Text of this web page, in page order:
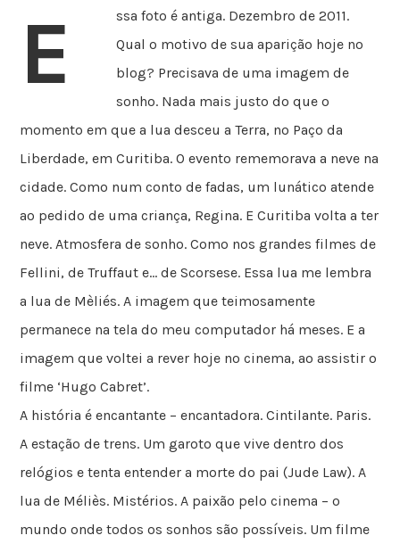
E
ssa foto é antiga. Dezembro de 2011.
Qual o motivo de sua aparição hoje no
blog? Precisava de uma imagem de
sonho. Nada mais justo do que o
momento em que a lua desceu a Terra, no Paço da
Liberdade, em Curitiba. O evento rememorava a neve na
cidade. Como num conto de fadas, um lunático atende
ao pedido de uma criança, Regina. E Curitiba volta a ter
neve. Atmosfera de sonho. Como nos grandes filmes de
Fellini, de Truffaut e… de Scorsese. Essa lua me lembra
a lua de Mèliés. A imagem que teimosamente
permanece na tela do meu computador há meses. E a
imagem que voltei a rever hoje no cinema, ao assistir o
filme ‘Hugo Cabret’.
A história é encantante – encantadora. Cintilante. Paris.
A estação de trens. Um garoto que vive dentro dos
relógios e tenta entender a morte do pai (Jude Law). A
lua de Méliès. Mistérios. A paixão pelo cinema – o
mundo onde todos os sonhos são possíveis. Um filme